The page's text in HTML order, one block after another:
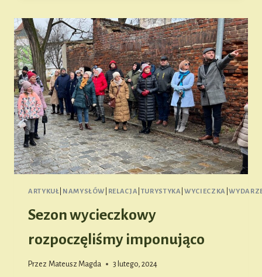
ARTYKUŁ NAMYSŁÓW RELACJA TURYSTYKA |WYCIECZKA |
Sezon wycieczkowy
rozpoczęliśmy imponująco
Przez Mateusz Magda 3 lutego, 2024